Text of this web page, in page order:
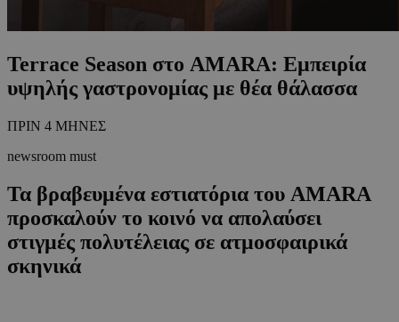
Terrace Season στο AMARA: Εμπειρία
υψηλής γαστρονομίας με θέα θάλασσα
ΠΡΙΝ 4 ΜΗΝΕΣ
newsroom must
Τα βραβευμένα εστιατόρια του AMARA
προσκαλούν το κοινό να απολαύσει
στιγμές πολυτέλειας σε ατμοσφαιρικά
σκηνικά